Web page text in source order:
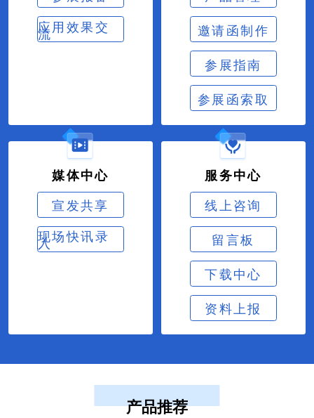
应用效果交
流
邀请函制作
参展指南
参展函索取
媒体中心
宣发共享
现场快讯录
入
服务中心
线上咨询
留言板
下载中心
资料上报
产品推荐